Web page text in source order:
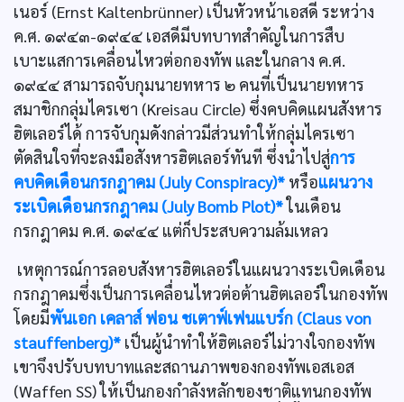
เนอร์ (Ernst Kaltenbrünner) เป็นหัวหน้าเอสดี ระหว่าง
ค.ศ. ๑๙๔๓-๑๙๔๔ เอสดีมีบทบาทสำคัญในการสืบ
เบาะแสการเคลื่อนไหวต่อกองทัพ และในกลาง ค.ศ.
๑๙๔๔ สามารถจับกุมนายทหาร ๒ คนที่เป็นนายทหาร
สมาชิกกลุ่มไครเซา (Kreisau Circle) ซึ่งคบคิดแผนสังหาร
ฮิตเลอร์ได้ การจับกุมดังกล่าวมีส่วนทำให้กลุ่มไครเซา
ตัดสินใจที่จะลงมือสังหารฮิตเลอร์ทันที ซึ่งนำไปสู่การ
คบคิดเดือนกรกฎาคม (July Conspiracy)* หรือแผนวาง
ระเบิดเดือนกรกฎาคม (July Bomb Plot)*ในเดือน
กรกฎาคม ค.ศ. ๑๙๔๔ แต่ก็ประสบความล้มเหลว
เหตุการณ์การลอบสังหารฮิตเลอร์ในแผนวางระเบิดเดือน
กรกฎาคมซึ่งเป็นการเคลื่อนไหวต่อต้านฮิตเลอร์ในกองทัพ
โดยมีพันเอก เคลาส์ ฟอน ชเตาฟ์เฟนแบร์ก (Claus von
stauffenberg)* เป็นผู้นำทำให้ฮิตเลอร์ไม่วางใจกองทัพ
เขาจึงปรับบทบาทและสถานภาพของกองทัพเอสเอส
(Waffen SS) ให้เป็นกองกำลังหลักของชาติแทนกองทัพ